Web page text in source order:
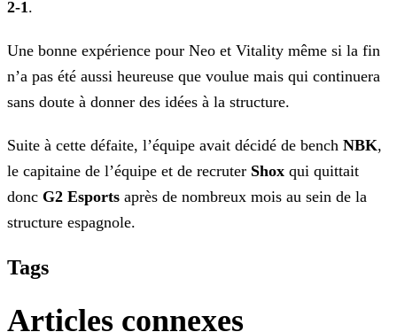
2-1.
Une bonne expérience pour Neo et Vitality même si la fin
n’a pas été aussi heureuse que voulue mais qui continuera
sans doute à donner des idées à la structure.
Suite à cette défaite, l’équipe avait décidé de bench NBK,
le capitaine de l’équipe et de recruter Shox qui quittait
donc G2 Esports après de nombreux mois au sein de la
structure espagnole.
Tags
Articles connexes